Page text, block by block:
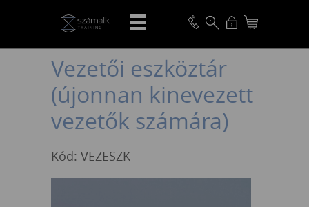
VISSZA
Vezetői eszköztár
(újonnan kinevezett
vezetők számára)
Kód: VEZESZK